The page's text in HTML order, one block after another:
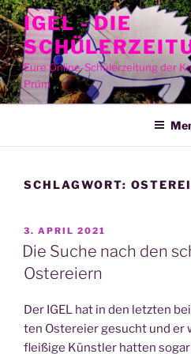
Zum
Inhalt
springen
IGEL - DIE
Eure Online-Schülerzeitung der
Prüm
SCHLAGWORT:
VERÖFFENTLICHT
AM
3. APRIL 2021
Die Suche nach den
Ostereiern
Der IGEL hat in den letz­ten
ten Oster­ei­er gesucht und er
flei­ßi­ge Künst­ler hat­ten